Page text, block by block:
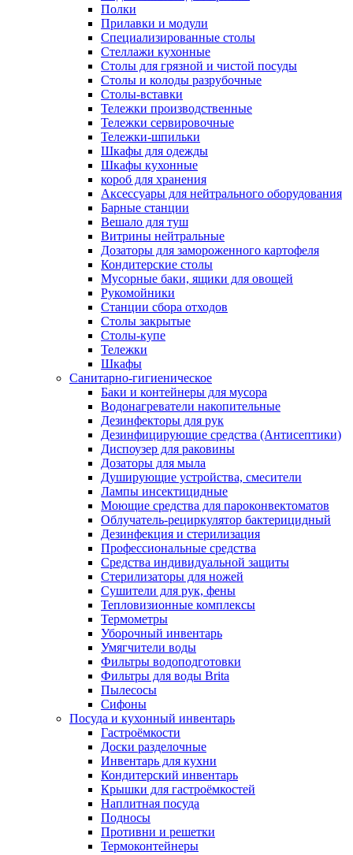
Полки
Прилавки и модули
Специализированные столы
Стеллажи кухонные
Столы для грязной и чистой посуды
Столы и колоды разрубочные
Столы-вставки
Тележки производственные
Тележки сервировочные
Тележки-шпильки
Шкафы для одежды
Шкафы кухонные
короб для хранения
Аксессуары для нейтрального оборудования
Барные станции
Вешало для туш
Витрины нейтральные
Дозаторы для замороженного картофеля
Кондитерские столы
Мусорные баки, ящики для овощей
Рукомойники
Станции сбора отходов
Столы закрытые
Столы-купе
Тележки
Шкафы
Санитарно-гигиеническое
Баки и контейнеры для мусора
Водонагреватели накопительные
Дезинфекторы для рук
Дезинфицирующие средства (Антисептики)
Диспоузер для раковины
Дозаторы для мыла
Душирующие устройства, смесители
Лампы инсектицидные
Моющие средства для пароконвектоматов
Облучатель-рециркулятор бактерицидный
Дезинфекция и стерилизация
Профессиональные средства
Средства индивидуальной защиты
Стерилизаторы для ножей
Сушители для рук, фены
Тепловизионные комплексы
Термометры
Уборочный инвентарь
Умягчители воды
Фильтры водоподготовки
Фильтры для воды Brita
Пылесосы
Сифоны
Посуда и кухонный инвентарь
Гастроёмкости
Доски разделочные
Инвентарь для кухни
Кондитерский инвентарь
Крышки для гастроёмкостей
Наплитная посуда
Подносы
Противни и решетки
Термоконтейнеры